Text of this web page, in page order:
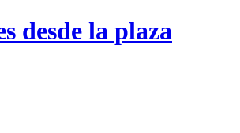
desde la plaza